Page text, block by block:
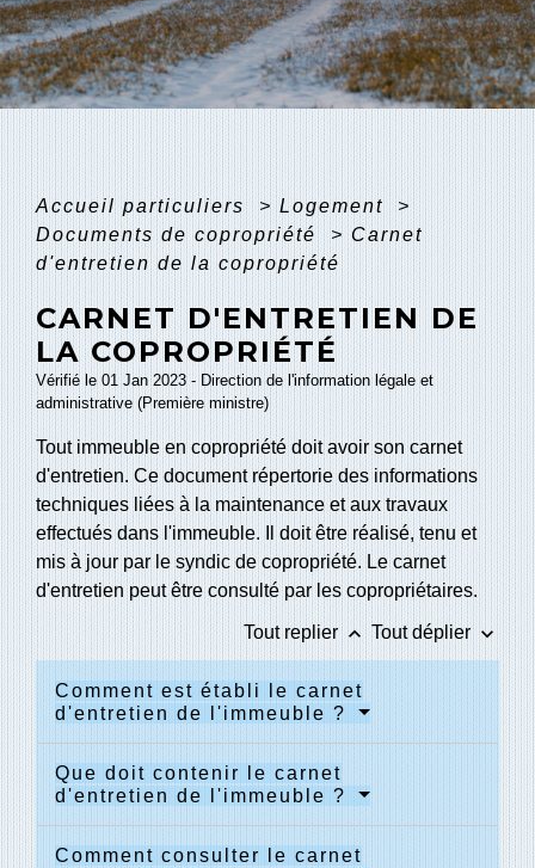
Accueil particuliers > Logement
>
Documents de copropriété > Carnet
d'entretien de la copropriété
CARNET D'ENTRETIEN DE
LA COPROPRIÉTÉ
Vérifié le 01 Jan 2023 - Direction de l'information légale et
administrative (Première ministre)
Tout immeuble en copropriété doit avoir son carnet
d'entretien. Ce document répertorie des informations
techniques liées à la maintenance et aux travaux
effectués dans l'immeuble. Il doit être réalisé, tenu et
mis à jour par le syndic de copropriété. Le carnet
d'entretien peut être consulté par les copropriétaires.
Tout replier keyboard_arrow_up Tout déplier keyboard_arrow_down
Comment est établi le carnet
d'entretien de l'immeuble ?
Que doit contenir le carnet
d'entretien de l'immeuble ?
Comment consulter le carnet